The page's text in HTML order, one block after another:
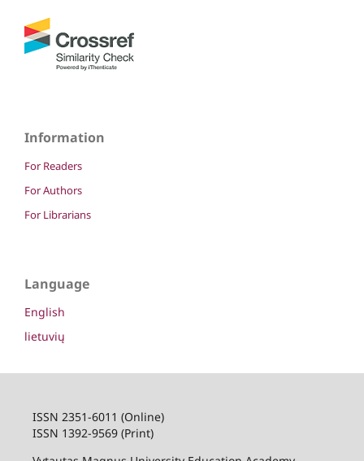
Information
For Readers
For Authors
For Librarians
Language
English
lietuvių
ISSN 2351-6011 (Online)
ISSN 1392-9569 (Print)